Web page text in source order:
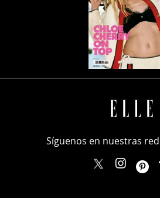
Síguenos en nuestras